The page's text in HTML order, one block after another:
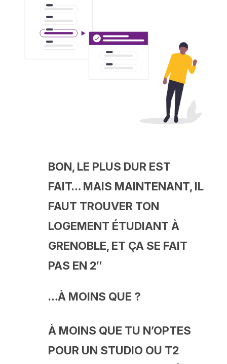
BON, LE PLUS DUR EST
FAIT… MAIS MAINTENANT, IL
FAUT TROUVER TON
LOGEMENT ÉTUDIANT À
GRENOBLE, ET ÇA SE FAIT
PAS EN 2″
…À MOINS QUE ?
À MOINS QUE TU N’OPTES
POUR UN STUDIO OU T2